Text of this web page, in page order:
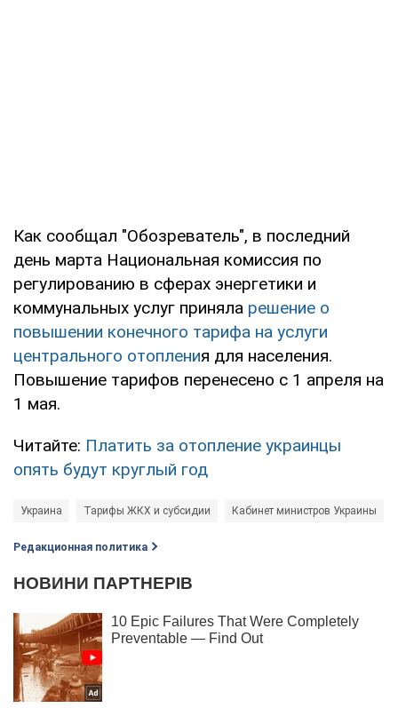
Как сообщал "Обозреватель", в последний
день марта Национальная комиссия по
регулированию в сферах энергетики и
коммунальных услуг приняла решение о
повышении конечного тарифа на услуги
центрального отопления для населения.
Повышение тарифов перенесено с 1 апреля на
1 мая.
Читайте: Платить за отопление украинцы
опять будут круглый год
Украина Тарифы ЖКХ и субсидии Кабинет министров Украины
Редакционная политика